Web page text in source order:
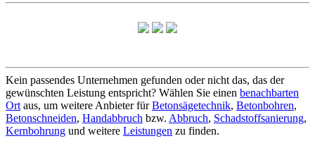
Kein passendes Unternehmen gefunden oder nicht das, das der
gewünschten Leistung entspricht? Wählen Sie einen benachbarten
Ort aus, um weitere Anbieter fürBetonsägetechnik, Betonbohren,
Betonschneiden, Handabbruch bzw. Abbruch, Schadstoffsanierung,
Kernbohrung und weitere Leistungen zu finden.